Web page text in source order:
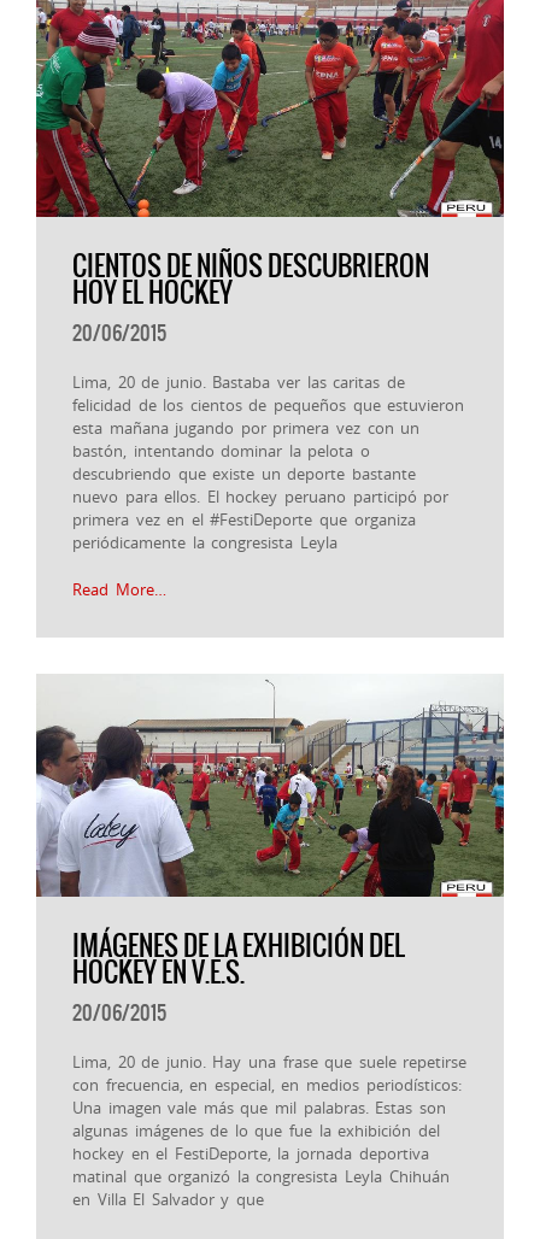
CIENTOS DE NIÑOS DESCUBRIERON
HOY EL HOCKEY
20/06/2015
Lima, 20 de junio. Bastaba ver las caritas de
felicidad de los cientos de pequeños que estuvieron
esta mañana jugando por primera vez con un
bastón, intentando dominar la pelota o
descubriendo que existe un deporte bastante
nuevo para ellos. El hockey peruano participó por
primera vez en el ‪#‎FestiDeporte‬ que organiza
periódicamente la congresista Leyla
Read More…
IMÁGENES DE LA EXHIBICIÓN DEL
HOCKEY EN V.E.S.
20/06/2015
Lima, 20 de junio. Hay una frase que suele repetirse
con frecuencia, en especial, en medios periodísticos:
Una imagen vale más que mil palabras. Estas son
algunas imágenes de lo que fue la exhibición del
hockey en el FestiDeporte, la jornada deportiva
matinal que organizó la congresista Leyla Chihuán
en Villa El Salvador y que